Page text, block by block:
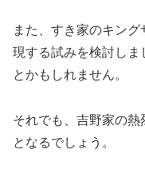
また、すき家のキン
現する試みを検討しま
とかもしれません。
それでも、吉野家の
となるでしょう。